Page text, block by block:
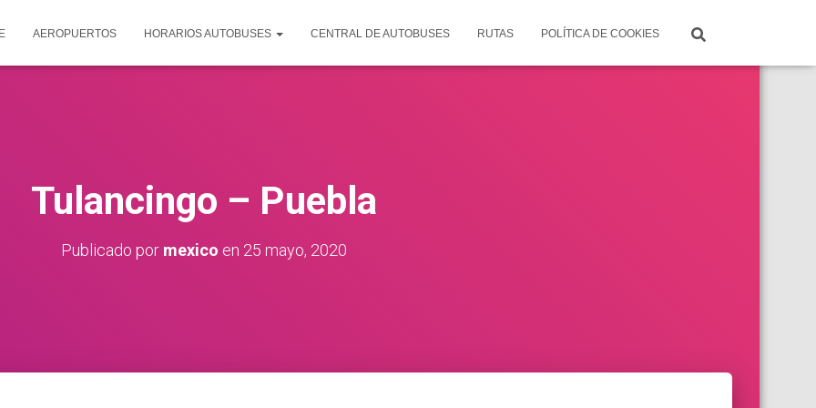
AEROPUERTOS HORARIOS AUTOBUSES CENTRAL DE AUTOBUSES RUTAS POLÍTICA DE COOKIES
Tulancingo – Puebla
Publicado por mexico en 25 mayo, 2020